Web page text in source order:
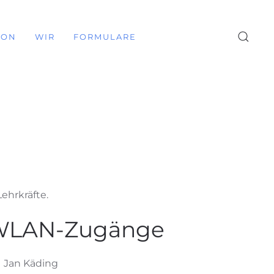
WIR FORMULARE
Zugänge
Jan Käding